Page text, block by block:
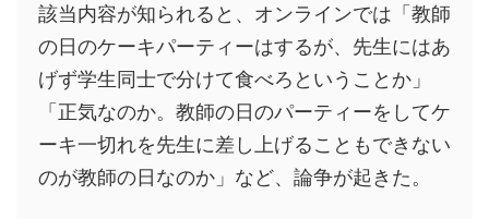
該当内容が知られると、オンラインでは「教師
の日のケーキパーティーはするが、先生にはあ
げず学生同士で分けて食べろということか」
「正気なのか。教師の日のパーティーをしてケ
ーキ一切れを先生に差し上げることもできない
のが教師の日なのか」など、論争が起きた。